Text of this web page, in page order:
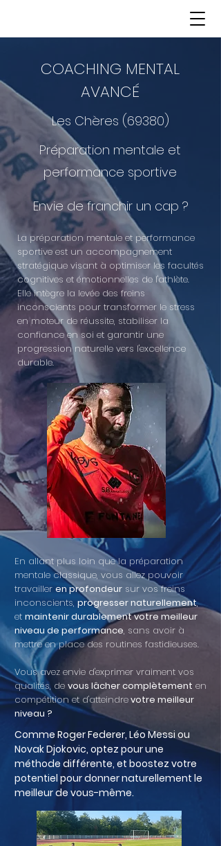
COACHING MENTAL
AVANCÉ
Les Chères (69380)
Préparation mentale et
performance sportive
Envie de franchir un cap ?
La préparation mentale et performance
sportive est un accompagnement
stratégique visant à optimiser les facultés
cognitives et émotionnelles de l'athlète.
Elle intègre la levée des freins
inconscients pour transformer le stress
en moteur de réussite, stabiliser la
confiance en soi et garantir une
progression naturelle vers l'excellence
durable.
​En allant plus loin que la préparation
mentale classique, vous allez pouvoir
travailler en profondeur sur vos freins
inconscients, progresser naturellement,
et maintenir durablement votre meilleur
niveau de performance, sans avoir à
mettre en place des routines fastidieuses.
Vous avez envie d'exprimer vraiment vos
qualités, de vous lâcher complètement en
compétition et d'atteindrevotre meilleur
niveau ?
Comme Roger Federer, Léo Messi ou
Novak Djokovic, optez pour une
méthode différente, et boostez votre
potentiel pour donner naturellement le
meilleur de vous-même.